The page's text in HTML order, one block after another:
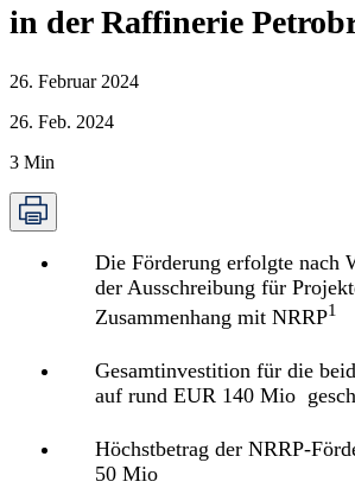
in der Raffinerie
26. Februar 2024
26. Feb. 2024
3 Min
Die Förderung erfolgte nach
der Ausschreibung für
Zusammenhang mit NRRP1
Gesamtinvestition für die
auf rund EUR 140 Mio
Höchstbetrag der NRRP-
50 Mio